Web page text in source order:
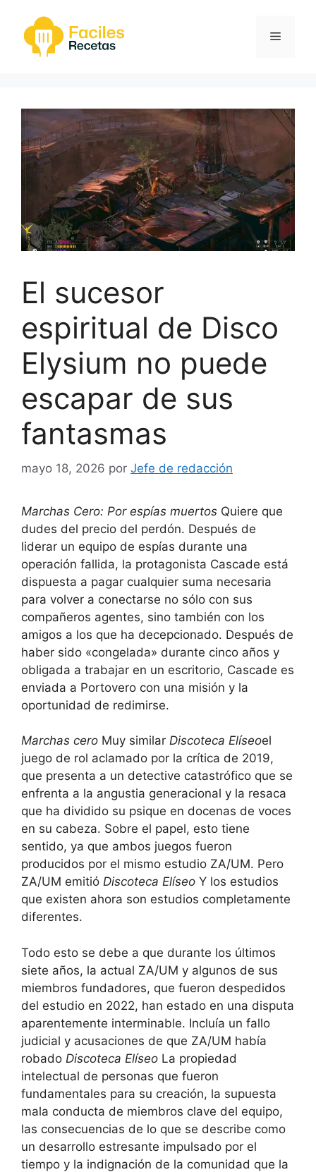
contenido
Menú
El sucesor
espiritual de Disco
Elysium no puede
escapar de sus
fantasmas
mayo 18, 2026 por Jefe de redacción
Marchas Cero: Por espías muertos Quiere que
dudes del precio del perdón. Después de
liderar un equipo de espías durante una
operación fallida, la protagonista Cascade está
dispuesta a pagar cualquier suma necesaria
para volver a conectarse no sólo con sus
compañeros agentes, sino también con los
amigos a los que ha decepcionado. Después de
haber sido «congelada» durante cinco años y
obligada a trabajar en un escritorio, Cascade es
enviada a Portovero con una misión y la
oportunidad de redimirse.
Marchas cero Muy similar Discoteca Elíseoel
juego de rol aclamado por la crítica de 2019,
que presenta a un detective catastrófico que se
enfrenta a la angustia generacional y la resaca
que ha dividido su psique en docenas de voces
en su cabeza. Sobre el papel, esto tiene
sentido, ya que ambos juegos fueron
producidos por el mismo estudio ZA/UM. Pero
ZA/UM emitió Discoteca Elíseo Y los estudios
que existen ahora son estudios completamente
diferentes.
Todo esto se debe a que durante los últimos
siete años, la actual ZA/UM y algunos de sus
miembros fundadores, que fueron despedidos
del estudio en 2022, han estado en una disputa
aparentemente interminable. Incluía un fallo
judicial y acusaciones de que ZA/UM había
robado Discoteca Elíseo La propiedad
intelectual de personas que fueron
fundamentales para su creación, la supuesta
mala conducta de miembros clave del equipo,
las consecuencias de lo que se describe como
un desarrollo estresante impulsado por el
tiempo y la indignación de la comunidad que la